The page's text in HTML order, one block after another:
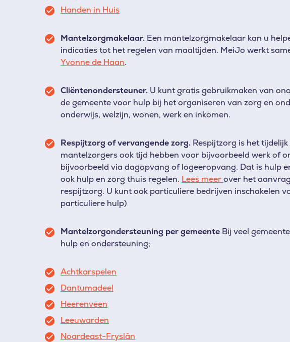
Handen in Huis
Mantelzorgmakelaar. Een mantelzorgmakelaar kan u
indicaties tot het regelen van maaltijden. MeiJo werkt
Yvonne de Haan.
Cliëntenondersteuner. U kunt gratis gebruikmaken van
de gemeente voor hulp bij het organiseren van zorg en
onderwijs, welzijn, wonen, werk en inkomen.
Respijtzorg of vervangende zorg. Respijtzorg is het
mantelzorgers ook tijd hebben voor bijvoorbeeld werk of
bijvoorbeeld via dagopvang of logeeropvang. Dat is hulp
ook hulp en zorg thuis regelen. Lees meerover het
respijtzorg. U kunt ook particuliere bedrijven inschakelen
particuliere hulp)
Mantelzorgondersteuning per gemeente Bij veel
hulp en ondersteuning;
Achtkarspelen
Dantumadeel
Heerenveen
Leeuwarden
Noardeast-Fryslân